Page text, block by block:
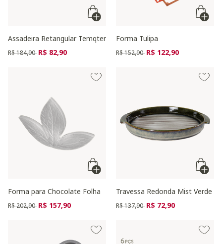
Assadeira Retangular Temqter
Preço reduzido de
R$ 184,90 para
R$ 82,90
Forma Tulipa
Preço reduzido de
R$ 152,90 para
R$ 122,90
Forma para Chocolate Folha
Preço reduzido de
R$ 202,90 para
R$ 157,90
Travessa Redonda Mist Verde
Preço reduzido de
R$ 137,90 para
R$ 72,90